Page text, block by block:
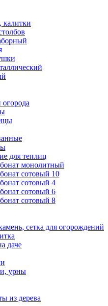
калитки
огорода
для теплиц
монолитный
сотовый 10
сотовый 4
сотовый 6
сотовый 8
сетка для огорождений
даче
урны
из дерева